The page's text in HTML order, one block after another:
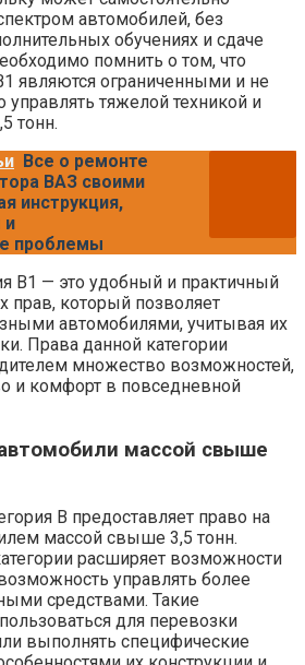
автомобилей, без
обучениях и сдаче
помнить о том, что
являются ограниченными и не
управлять тяжелой техникой и
тонн.
Все о ремонте
ВАЗ своими
инструкция,
и
проблемы
B1 — это удобный и практичный
прав, который позволяет
автомобилями, учитывая их
Права данной категории
множество возможностей,
и комфорт в повседневной
массой свыше
B предоставляет право на
массой свыше 3,5 тонн.
расширяет возможности
управлять более
средствами. Такие
для перевозки
выполнять специфические